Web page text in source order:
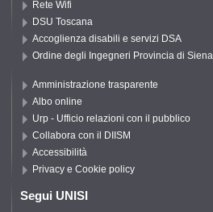
Rete Wifi
DSU Toscana
Accoglienza disabili e servizi DSA
Ordine degli Ingegneri Provincia di Siena
Amministrazione trasparente
Albo online
Urp - Ufficio relazioni con il pubblico
Collabora con il DIISM
Accessibilità
Privacy e Cookie policy
Segui UNISI